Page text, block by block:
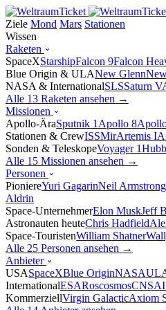
Ziele Mond Mars Stationen
Wissen
Raketen
SpaceXStarshipFalcon 9Falcon
Blue Origin & ULANew Glenn
NASA & InternationalSLSSaturn V
Alle 13 Raketen ansehen →
Missionen
Apollo-ÄraSputnik 1 Apollo 8
Stationen & CrewISSMirArtemis I
Sonden & TeleskopeVoyager 1
Alle 15 Missionen ansehen →
Personen
PioniereYuri GagarinNeil Armstrong
Aldrin
Space-UnternehmerElon MuskJeff
Astronauten heuteChris Hadfield
Space-TouristenWilliam Shatner
Alle 25 Personen ansehen →
Anbieter
USASpaceXBlue OriginNASA
InternationalESARoscosmosCNSA
KommerziellVirgin GalacticAxiom